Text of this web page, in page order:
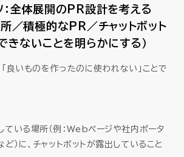
：全体展開のPR設計を考える
／積極的なPR／チャットボット
きないことを明らかにする）
良いものを作ったのに使われない」ことで
いる場所（例：Webページや社内ポータ
ど）に、チャットボットが露出していること